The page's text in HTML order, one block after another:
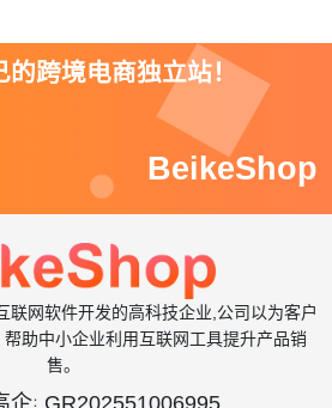
的跨境电商独立站！
BeikeShop
联网软件开发的高科技企业,公司以为客户
助中小企业利用互联网工具提升产品销
售。
：